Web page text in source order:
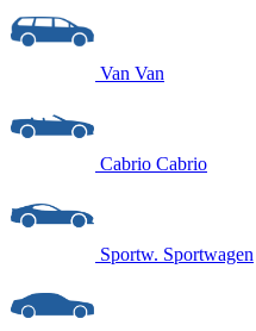
Van Van
Cabrio Cabrio
Sportw. Sportwagen